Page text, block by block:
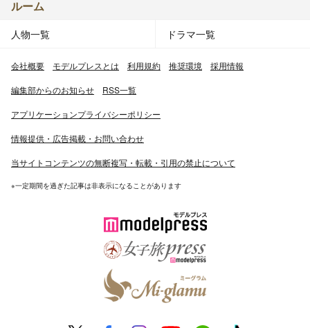
ルーム
人物一覧 ドラマ一覧
会社概要 モデルプレスとは 利用規約 推奨環境 採用情報
編集部からのお知らせ RSS一覧
アプリケーションプライバシーポリシー
情報提供・広告掲載・お問い合わせ
当サイトコンテンツの無断複写・転載・引用の禁止について
※一定期間を過ぎた記事は非表示になることがあります